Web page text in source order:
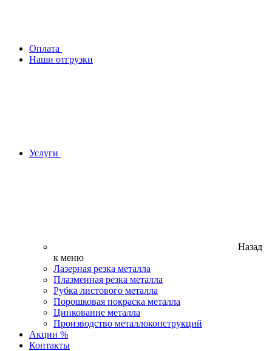
Оплата
Наши отгрузки
Услуги
Назад
к меню
Лазерная резка металла
Плазменная резка металла
Рубка листового металла
Порошковая покраска металла
Цинкование металла
Производство металлоконструкций
Акции %
Контакты